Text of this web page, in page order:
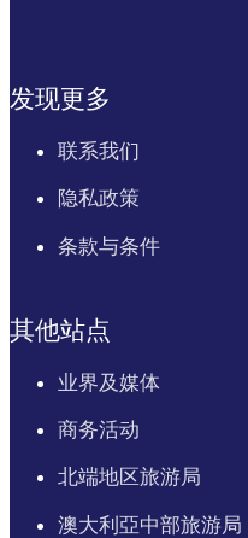
发现更多
联系我们
隐私政策
条款与条件
其他站点
业界及媒体
商务活动
北端地区旅游局
澳大利亞中部旅游局